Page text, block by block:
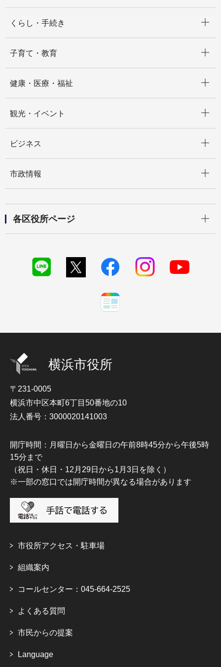
くらし・手続き
子育て・教育
健康・医療・福祉
観光・イベント
ビジネス
市政情報
各区役所ページ
横浜市役所
〒231-0005
横浜市中区本町6丁目50番地の10
法人番号：3000020141003
開庁時間：月曜日から金曜日の午前8時45分から午後5時
15分まで
（祝日・休日・12月29日から1月3日を除く）
※一部の窓口では開庁時間が異なる場合があります
市役所アクセス・駐車場
組織案内
コールセンター：045-664-2525
よくある質問
市民からの提案
Language